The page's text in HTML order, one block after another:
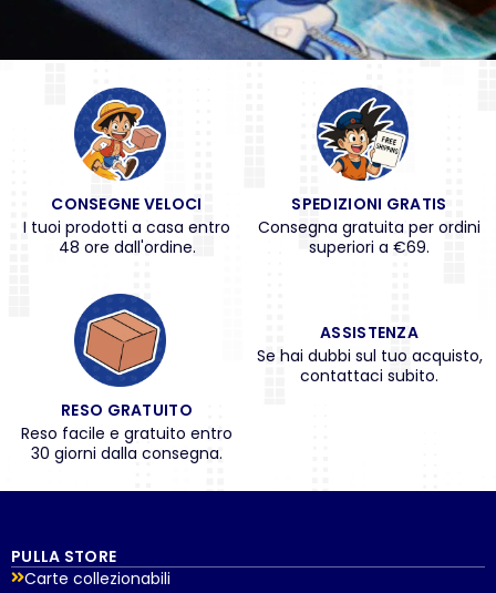
CONSEGNE VELOCI
I tuoi prodotti a casa entro
48 ore dall'ordine.
SPEDIZIONI GRATIS
Consegna gratuita per ordini
superiori a €69.
RESO GRATUITO
Reso facile e gratuito entro
30 giorni dalla consegna.
ASSISTENZA
Se hai dubbi sul tuo acquisto,
contattaci subito.
PULLA STORE
Carte collezionabili